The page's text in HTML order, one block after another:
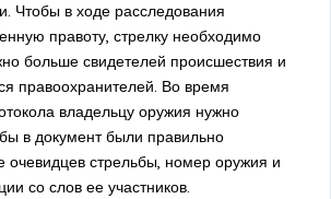
Чтобы в ходе расследования
правоту, стрелку необходимо
больше свидетелей происшествия и
правоохранителей. Во время
владельцу оружия нужно
в документ были правильно
очевидцев стрельбы, номер оружия и
со слов ее участников.